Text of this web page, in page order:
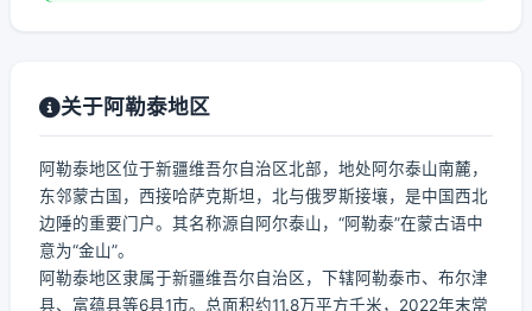
关于阿勒泰地区
阿勒泰地区位于新疆维吾尔自治区北部，地处阿尔泰山南麓，
东邻蒙古国，西接哈萨克斯坦，北与俄罗斯接壤，是中国西北
边陲的重要门户。其名称源自阿尔泰山，“阿勒泰”在蒙古语中
意为“金山”。
阿勒泰地区隶属于新疆维吾尔自治区，下辖阿勒泰市、布尔津
县、富蕴县等6县1市。总面积约11.8万平方千米，2022年末常